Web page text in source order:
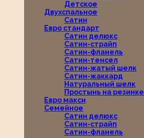
Детское
Двухспальное
Сатин
Евро стандарт
Сатин делюкс
Сатин-страйп
Сатин-фланель
Сатин-тенсел
Сатин-жатый шелк
Сатин-жаккард
Натуральный шелк
Простынь на резинке
Евро макси
Семейное
Сатин делюкс
Сатин-страйп
Сатин-фланель